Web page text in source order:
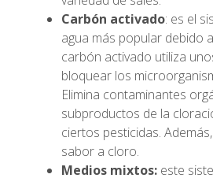
Carbón activado: es el
agua más popular debido
carbón activado utiliza
bloquear los
Elimina contaminantes
subproductos de la
ciertos pesticidas.
sabor a cloro.
Medios mixtos: este